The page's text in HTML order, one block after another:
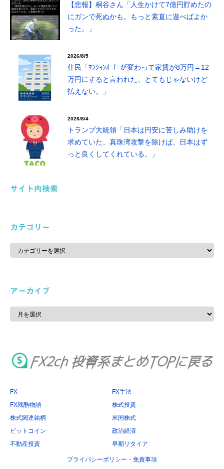
【悲報】桐谷さん「人生かけて7億円貯めたの
にガンで死ぬかも。もっと素直に遊べばよか
った。」
2026/8/5
住民「ﾏﾝｼｮﾝｵｰﾅｰが変わって家賃が8万円→12
万円にすると言われた、とてもじゃないけど
払えない。」
2026/8/4
トランプ大統領「日本は円安に苦しみ助けを
求めていた、真珠湾攻撃を除けば、日本はず
っと良くしてくれている。」
サイト内検索
カテゴリー
カ
ゴ
アーカイブ
ア
カ
FX
FX手法
FX残酷物語
株式投資
株式関連銘柄
米国株式
ビットコイン
政治経済
不動産投資
早期リタイア
プライバシーポリシー・免責事項